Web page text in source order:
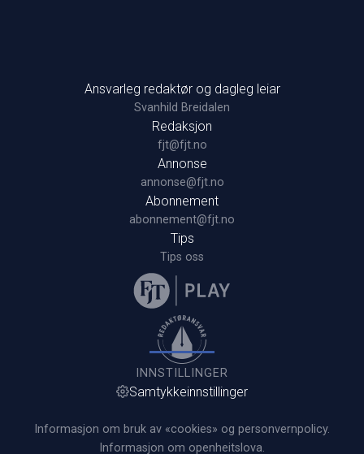
Ansvarleg redaktør og dagleg leiar
Svanhild Breidalen
Redaksjon
fjt@fjt.no
Annonse
annonse@fjt.no
Abonnement
abonnement@fjt.no
Tips
Tips oss
INNSTILLINGER
Samtykkeinnstillinger
Informasjon om bruk av «cookies» og personvernpolicy.
Informasjon om openheitslova.